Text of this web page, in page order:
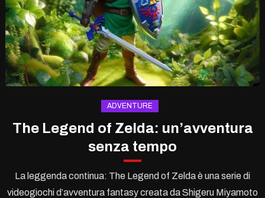
ADVENTURE
The Legend of Zelda: un’avventura
senza tempo
La leggenda continua: The Legend of Zelda è una serie di
videogiochi d’avventura fantasy creata da Shigeru Miyamoto